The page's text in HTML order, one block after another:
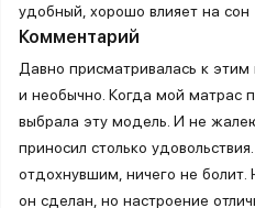
удобный, хорошо влияет на сон
Комментарий
Давно присматривалась к
и необычно. Когда мой матрас
выбрала эту модель. И не
приносил столько
отдохнувшим, ничего не
он сделан, но настроение